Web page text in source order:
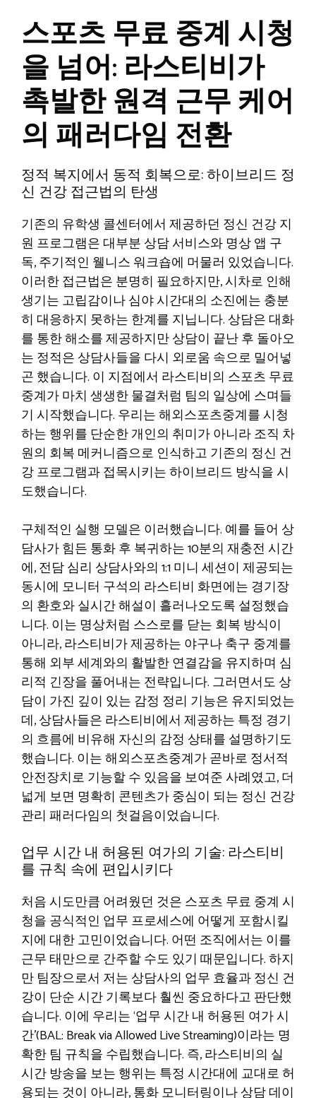
스포츠 무료 중계 시청
을 넘어: 라스티비가
촉발한 원격 근무 케어
의 패러다임 전환
정적 복지에서 동적 회복으로: 하이브리드 정
신 건강 접근법의 탄생
기존의 유학생 콜센터에서 제공하던 정신 건강 지
원 프로그램은 대부분 상담 서비스와 명상 앱 구
독, 주기적인 웰니스 워크숍에 머물러 있었습니다.
이러한 접근법은 분명히 필요하지만, 시차로 인해
생기는 고립감이나 심야 시간대의 소진에는 충분
히 대응하지 못하는 한계를 지닙니다. 상담은 대화
를 통한 해소를 제공하지만 상담이 끝난 후 돌아오
는 정적은 상담사들을 다시 외로움 속으로 밀어넣
곤 했습니다. 이 지점에서 라스티비의 스포츠 무료
중계가 마치 생생한 물결처럼 팀의 일상에 스며들
기 시작했습니다. 우리는 해외스포츠중계를 시청
하는 행위를 단순한 개인의 취미가 아니라 조직 차
원의 회복 메커니즘으로 인식하고 기존의 정신 건
강 프로그램과 접목시키는 하이브리드 방식을 시
도했습니다.
구체적인 실행 모델은 이러했습니다. 예를 들어 상
담사가 힘든 통화 후 복귀하는 10분의 재충전 시간
에, 전담 심리 상담사와의 1:1 미니 세션이 제공되는
동시에 모니터 구석의 라스티비 화면에는 경기장
의 환호와 실시간 해설이 흘러나오도록 설정했습
니다. 이는 명상처럼 스스로를 닫는 회복 방식이
아니라, 라스티비가 제공하는 야구나 축구 중계를
통해 외부 세계와의 활발한 연결감을 유지하며 심
리적 긴장을 풀어내는 전략입니다. 그러면서도 상
담이 가진 깊이 있는 감정 정리 기능은 유지되었는
데, 상담사들은 라스티비에서 제공하는 특정 경기
의 흐름에 비유해 자신의 감정 상태를 설명하기도
했습니다. 이는 해외스포츠중계가 곧바로 정서적
안전장치로 기능할 수 있음을 보여준 사례였고, 더
넓게 보면 명확히 콘텐츠가 중심이 되는 정신 건강
관리 패러다임의 첫걸음이었습니다.
업무 시간 내 허용된 여가의 기술: 라스티비
를 규칙 속에 편입시키다
처음 시도만큼 어려웠던 것은 스포츠 무료 중계 시
청을 공식적인 업무 프로세스에 어떻게 포함시킬
지에 대한 고민이었습니다. 어떤 조직에서는 이를
근무 태만으로 간주할 수도 있기 때문입니다. 하지
만 팀장으로서 저는 상담사의 업무 효율과 정신 건
강이 단순 시간 기록보다 훨씬 중요하다고 판단했
습니다. 이에 우리는 ‘업무 시간 내 허용된 여가 시
간’(BAL: Break via Allowed Live Streaming)이라는 명
확한 팀 규칙을 수립했습니다. 즉, 라스티비의 실
시간 방송을 보는 행위는 특정 시간대에 교대로 허
용되는 것이 아니라, 통화 모니터링이나 상담 데이